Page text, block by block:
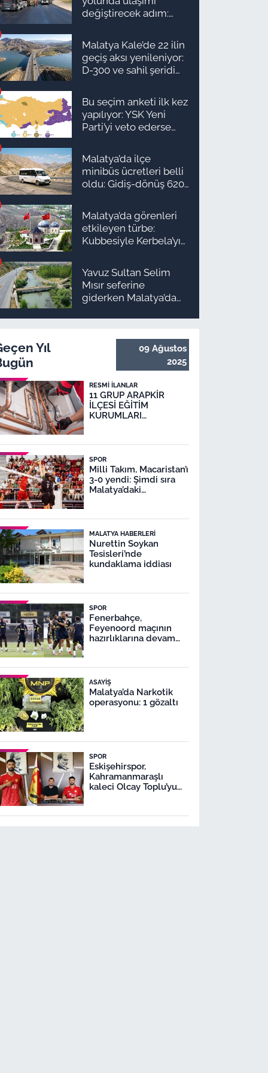
değiştirecek adım:
Malatya Kale’de 22 ilin
geçiş aksı yenileniyor:
D-300 ve sahil şeridi
Bu seçim anketi ilk kez
yapılıyor: YSK Yeni
Parti’yi veto ederse
Malatya’da ilçe
minibüs ücretleri belli
oldu: Gidiş-dönüş 620
Malatya’da görenleri
etkileyen türbe:
Kubbesiyle Kerbela’yı
Yavuz Sultan Selim
Mısır seferine
giderken Malatya’da
buranın ismi neden
Yıl
09 Ağustos
2025
RESMI İLANLAR
11 GRUP ARAPKİR
İLÇESİ EĞİTİM
KURUMLARI
SPOR
Milli Takım, Macaristan’ı
3-0 yendi: Şimdi sıra
Malatya’daki
MALATYA HABERLERI
Nurettin Soykan
Tesisleri’nde
kundaklama iddiası
SPOR
Fenerbahçe,
Feyenoord maçının
hazırlıklarına devam
ASAYIŞ
Malatya’da Narkotik
operasyonu: 1 gözaltı
SPOR
Eskişehirspor,
Kahramanmaraşlı
kaleci Olcay Toplu’yu